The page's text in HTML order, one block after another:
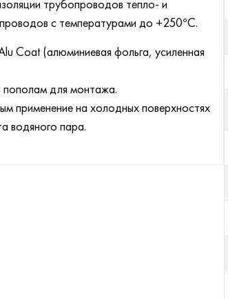
трубопроводов тепло- и
с температурами до +250°С.
Coat (алюминиевая фольга, усиленная
пополам для монтажа.
применение на холодных поверхностях
водяного пара.